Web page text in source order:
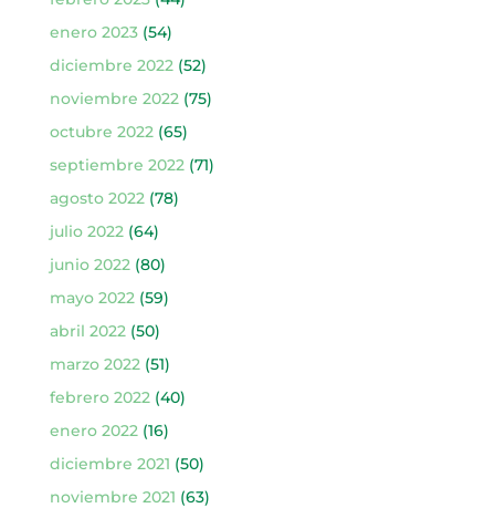
enero 2023(54)
diciembre 2022 (52)
noviembre 2022 (75)
octubre 2022 (65)
septiembre 2022 (71)
agosto 2022 (78)
julio 2022 (64)
junio 2022 (80)
mayo 2022 (59)
abril 2022 (50)
marzo 2022 (51)
febrero 2022 (40)
enero 2022 (16)
diciembre 2021 (50)
noviembre 2021 (63)